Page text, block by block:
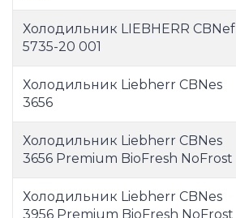
Холодильник LIEBHERR CBNef
5735-20 001
Холодильник Liebherr CBNes
3656
Холодильник Liebherr CBNes
3656 Premium BioFresh NoFrost
Холодильник Liebherr CBNes
3956 Premium BioFresh NoFrost